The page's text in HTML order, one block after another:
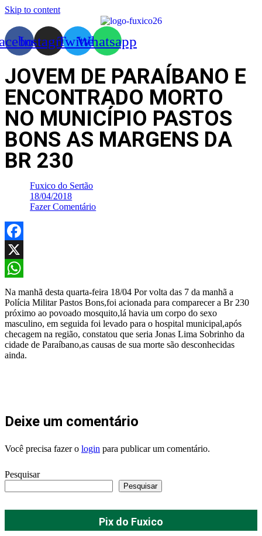
Skip to content
InstagramTwitterWhatsapp
JOVEM DE PARAÍBANO E
ENCONTRADO MORTO
NO MUNICÍPIO PASTOS
BONS AS MARGENS DA
BR 230
Fuxico do Sertão
18/04/2018
Fazer Comentário
Facebook
X
WhatsApp
Na manhã desta quarta-feira 18/04 Por volta das 7 da manhã a
Polícia Militar Pastos Bons,foi acionada para comparecer a Br 230
próximo ao povoado mosquito,lá havia um corpo do sexo
masculino, em seguida foi levado para o hospital municipal,após
checagem na região, constatou que seria Jonas Lima Sobrinho da
cidade de Paraíbano,as causas de sua morte são desconhecidas
ainda.
Deixe um comentário
Você precisa fazer o login para publicar um comentário.
Pesquisar
Pesquisar
Pix do Fuxico